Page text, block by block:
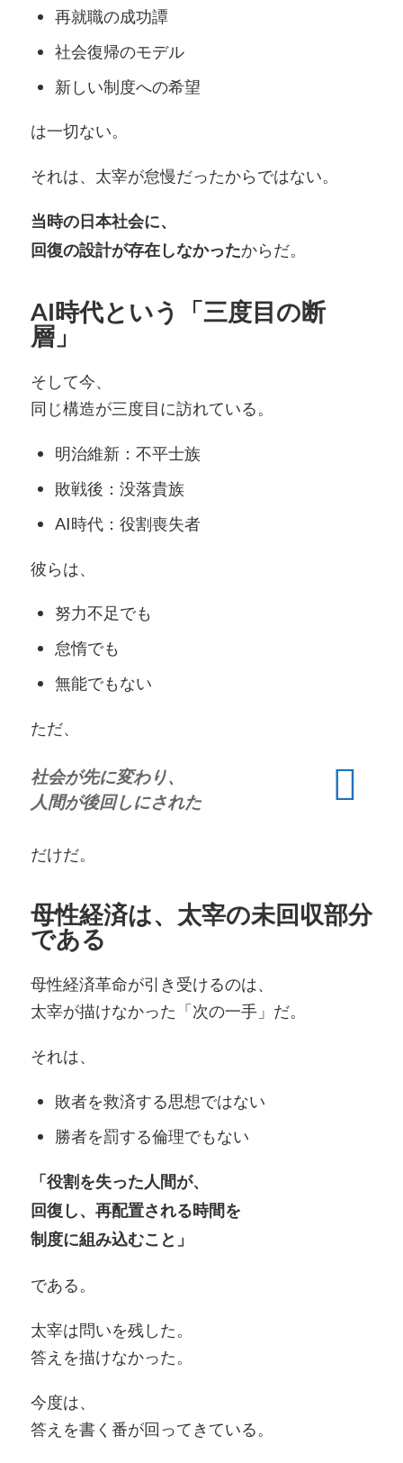
再就職の成功譚
社会復帰のモデル
新しい制度への希望
は一切ない。
それは、太宰が怠慢だったからではない。
当時の日本社会に、
回復の設計が存在しなかったからだ。
AI時代という「三度目の断
層」
そして今、
同じ構造が三度目に訪れている。
明治維新：不平士族
敗戦後：没落貴族
AI時代：役割喪失者
彼らは、
努力不足でも
怠惰でも
無能でもない
ただ、
社会が先に変わり、
人間が後回しにされた
だけだ。
母性経済は、太宰の未回収部分
である
母性経済革命が引き受けるのは、
太宰が描けなかった「次の一手」だ。
それは、
敗者を救済する思想ではない
勝者を罰する倫理でもない
「役割を失った人間が、
回復し、再配置される時間を
制度に組み込むこと」
である。
太宰は問いを残した。
答えを描けなかった。
今度は、
答えを書く番が回ってきている。